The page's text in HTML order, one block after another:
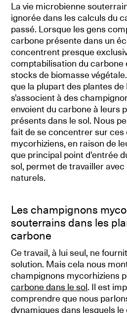
La vie microbienne
ignorée dans les calculs du
passé. Lorsque les gens
carbone présente dans un
concentrent presque
comptabilisation du carbone
stocks de biomasse
que la plupart des plantes de
s'associent à des
envoient du carbone à leurs
présents dans le sol. Nous
fait de se concentrer sur
mycorhiziens, en raison de
que principal point d'entrée
sol, permet de travailler
naturels.
Les champignons
souterrains dans les
carbone
Ce travail, à lui seul, ne
solution. Mais cela nous
champignons mycorhiziens
carbone dans le sol. Il est
comprendre que nous
dynamiques dans lesquels